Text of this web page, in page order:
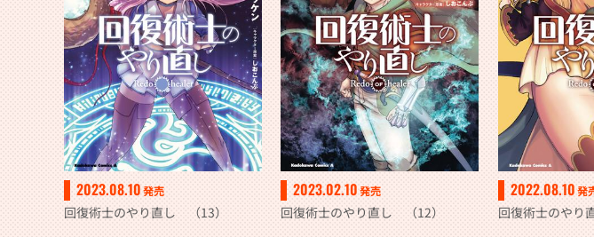
2023.08.10発売
回復術士のやり直し （13）
2023.02.10発売
回復術士のやり直し （12）
2022.08.10発
回復術士のやり